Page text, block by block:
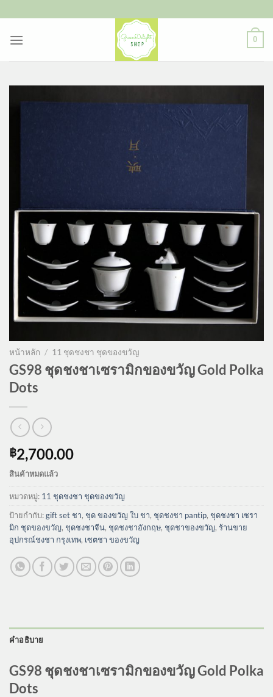
ไป
0
หน้าหลัก / 11 ชุดชงชา ชุดของขวัญ
GS98 ชุดชงชาเซรามิกของขวัญ Gold Polka
Dots
฿2,700.00
สินค้าหมดแล้ว
หมวดหมู่: 11 ชุดชงชา ชุดของขวัญ
ป้ายกำกับ:gift set ชา, ชุด ของขวัญ ใบ ชา, ชุดชงชา pantip, ชุดชงชา เซรา
มิก ชุดของขวัญ, ชุดชงชาจีน, ชุดชงชาอังกฤษ, ชุดชาของขวัญ, ร้านขาย
อุปกรณ์ชงชา กรุงเทพ, เซตชา ของขวัญ
คำอธิบาย
GS98 ชุดชงชาเซรามิกของขวัญ Gold Polka
Dots